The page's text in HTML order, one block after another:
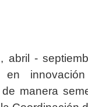
abril -
en
manera